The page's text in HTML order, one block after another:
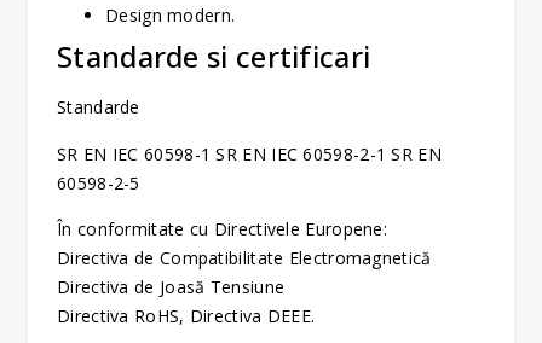
Design modern.
Standarde si certificari
Standarde
SR EN IEC 60598-1 SR EN IEC 60598-2-1 SR EN
60598-2-5
În conformitate cu Directivele Europene:
Directiva de Compatibilitate Electromagnetică
Directiva de Joasă Tensiune
Directiva RoHS, Directiva DEEE.